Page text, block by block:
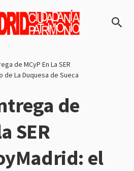
de MCyP En La SER
de La Duquesa de Sueca
de
SER
el